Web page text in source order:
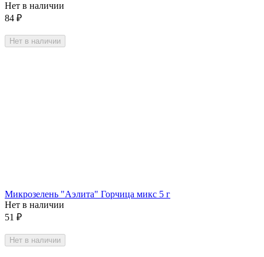
Нет в наличии
84 ₽
Нет в наличии
Микрозелень "Аэлита" Горчица микс 5 г
Нет в наличии
51 ₽
Нет в наличии